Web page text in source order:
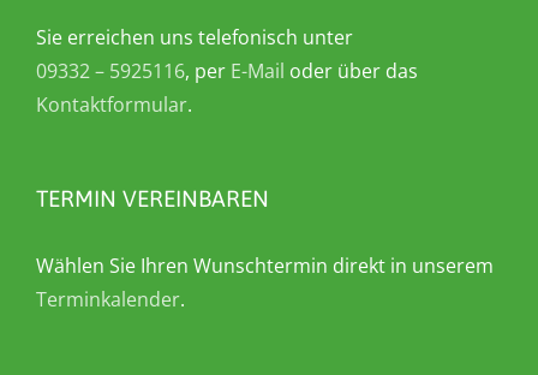
Sie erreichen uns telefonisch unter
09332 – 5925116, per E-Mail oder über das
Kontaktformular.
TERMIN VEREINBAREN
Wählen Sie Ihren Wunschtermin direkt in unserem
Terminkalender.